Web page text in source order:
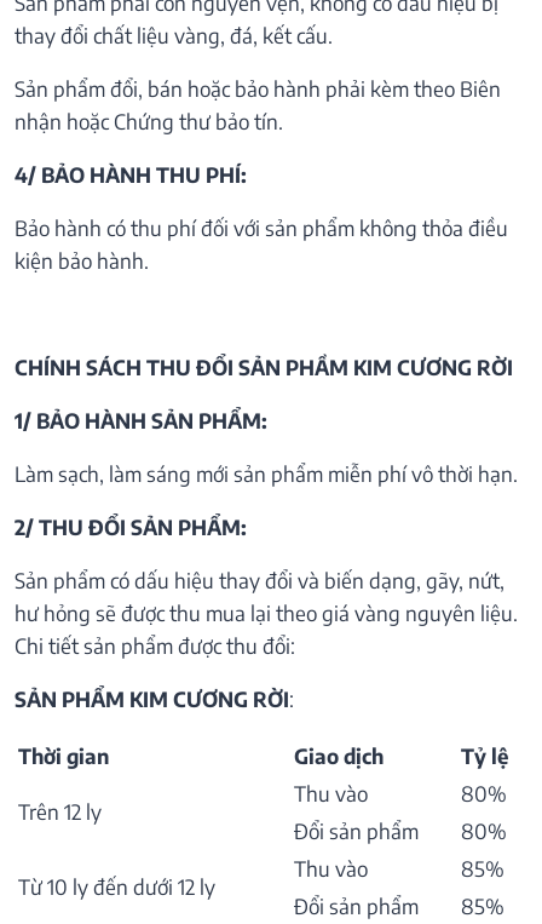
thay đổi chất liệu vàng, đá, kết cấu.
Sản phẩm đổi, bán hoặc bảo hành phải kèm theo Biên
nhận hoặc Chứng thư bảo tín.
4/ BẢO HÀNH THU PHÍ:
Bảo hành có thu phí đối với sản phẩm không thỏa điều
kiện bảo hành.
CHÍNH SÁCH THU ĐỔI SẢN PHẦM KIM CƯƠNG RỜI
1/ BẢO HÀNH SẢN PHẨM:
Làm sạch, làm sáng mới sản phẩm miễn phí vô thời hạn.
2/ THU ĐỔI SẢN PHẨM:
Sản phẩm có dấu hiệu thay đổi và biến dạng, gãy, nứt,
hư hỏng sẽ được thu mua lại theo giá vàng nguyên liệu.
Chi tiết sản phẩm được thu đổi:
SẢN PHẨM KIM CƯƠNG RỜI:
Thời gian Giao dịch Tỷ lệ
Trên 12 ly
Thu vào
80%
Đổi sản phẩm
80%
Từ 10 ly đến dưới 12 ly
Thu vào
85%
Đổi sản phẩm
85%